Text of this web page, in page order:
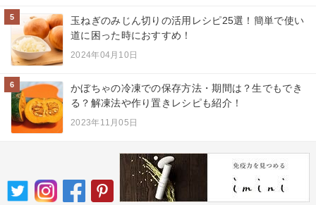
5
玉ねぎのみじん切りの活用レシピ25選！簡単で使い
道に困った時におすすめ！
2024年04月10日
6
かぼちゃの冷凍での保存方法・期間は？生でもでき
る？解凍法や作り置きレシピも紹介！
2023年11月05日